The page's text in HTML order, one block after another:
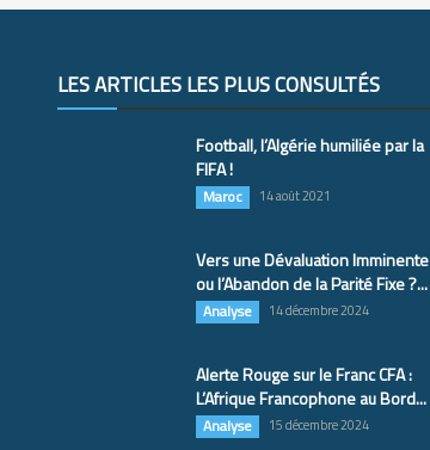
LES ARTICLES LES PLUS CONSULTÉS
Football, l’Algérie humiliée par la
FIFA !
Maroc 14 août 2021
Vers une Dévaluation Imminente
ou l’Abandon de la Parité Fixe ?...
Analyse 14 décembre 2024
Alerte Rouge sur le Franc CFA :
L’Afrique Francophone au Bord...
Analyse 15 décembre 2024